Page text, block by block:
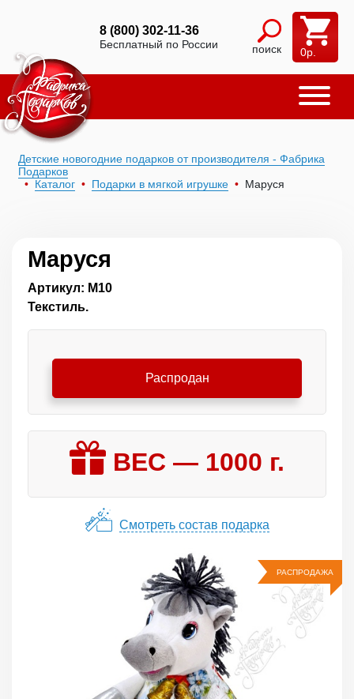
8 (800) 302-11-36
Бесплатный по России поиск 0р.
Детские новогодние подарков от производителя - Фабрика
Подарков
Каталог
Подарки в мягкой игрушке Маруся
РАСПРОДАЖА
Маруся
Артикул: М10
Текстиль.
Распродан
ВЕС — 1000 г.
Смотреть состав подарка